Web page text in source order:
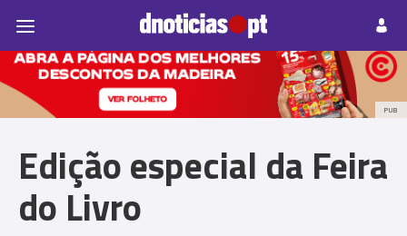
Prazeres Paisagens
PUB
Edição especial da Feira
do Livro